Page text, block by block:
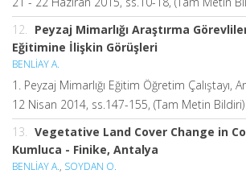
12. Peyzaj Mimarlığı Araştırma
Eğitimine İlişkin Görüşleri
BENLİAY A.
1. Peyzaj Mimarlığı Eğitim Öğretim Çalıştayı,
12 Nisan 2014, ss.147-155, (Tam Metin Bildiri)
13. Vegetative Land Cover Change in
Kumluca - Finike, Antalya
BENLİAY A., SOYDAN O.